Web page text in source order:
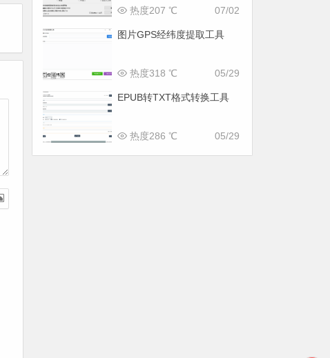
面
07/02
热度207 ℃
图片GPS经纬度提取工具
05/29
热度318 ℃
EPUB转TXT格式转换工具
05/29
热度286 ℃